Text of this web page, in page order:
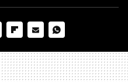
MAIL